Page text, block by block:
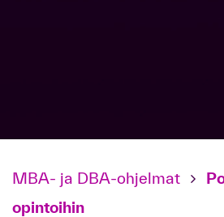
MBA- ja DBA-ohjelmat
opintoihin